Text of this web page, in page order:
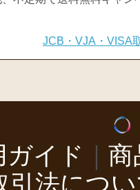
JCB・VJA・VISA
ガイド
商
引法につ